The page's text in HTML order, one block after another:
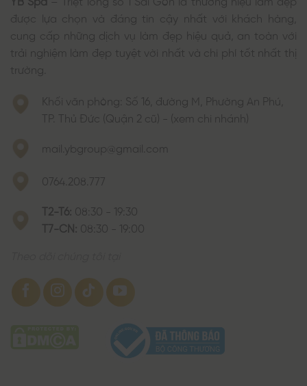
được lựa chọn và đáng tin cậy nhất với khách hàng,
cung cấp những dịch vụ làm đẹp hiệu quả, an toàn với
trải nghiệm làm đẹp tuyệt vời nhất và chi phí tốt nhất thị
trường.
Khối văn phòng: Số 16, đường M, Phường An Phú,
TP. Thủ Đức (Quận 2 cũ) - (xem chi nhánh)
mail.ybgroup@gmail.com
0764.208.777
T2-T6: 08:30 - 19:30
T7-CN: 08:30 - 19:00